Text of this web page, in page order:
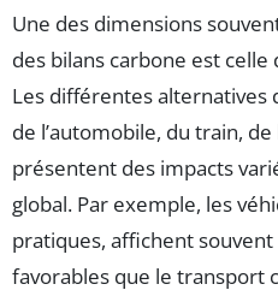
Une des dimensions
des bilans carbone est celle
Les différentes alternatives
de l’automobile, du train, de
présentent des impacts
global. Par exemple, les
pratiques, affichent
favorables que le transport